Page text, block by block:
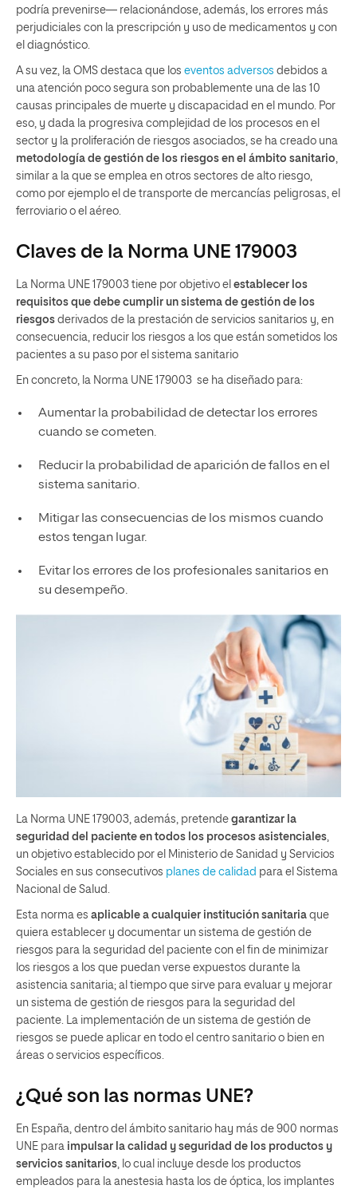
podría prevenirse— relacionándose, además, los errores más
perjudiciales con la prescripción y uso de medicamentos y con
el diagnóstico.
A su vez, la OMS destaca que los eventos adversos debidos a
una atención poco segura son probablemente una de las 10
causas principales de muerte y discapacidad en el mundo. Por
eso, y dada la progresiva complejidad de los procesos en el
sector y la proliferación de riesgos asociados, se ha creado una
metodología de gestión de los riesgos en el ámbito sanitario
similar a la que se emplea en otros sectores de alto riesgo,
como por ejemplo el de transporte de mercancías peligrosas, el
ferroviario o el aéreo.
Claves de la Norma UNE 179003
La Norma UNE 179003 tiene por objetivo el establecer los
requisitos que debe cumplir un sistema de gestión de los
riesgos derivados de la prestación de servicios sanitarios y, en
consecuencia, reducir los riesgos a los que están sometidos los
pacientes a su paso por el sistema sanitario
En concreto, la Norma UNE 179003 se ha diseñado para:
Aumentar la probabilidad de detectar los errores
cuando se cometen.
Reducir la probabilidad de aparición de fallos en el
sistema sanitario.
Mitigar las consecuencias de los mismos cuando
estos tengan lugar.
Evitar los errores de los profesionales sanitarios en
su desempeño.
La Norma UNE 179003, además, pretende garantizar la
seguridad del paciente en todos los procesos asistenciales,
un objetivo establecido por el Ministerio de Sanidad y Servicios
Sociales en sus consecutivos planes de calidad para el Sistema
Nacional de Salud.
Esta norma es aplicable a cualquier institución sanitaria que
quiera establecer y documentar un sistema de gestión de
riesgos para la seguridad del paciente con el fin de minimizar
los riesgos a los que puedan verse expuestos durante la
asistencia sanitaria; al tiempo que sirve para evaluar y mejorar
un sistema de gestión de riesgos para la seguridad del
paciente. La implementación de un sistema de gestión de
riesgos se puede aplicar en todo el centro sanitario o bien en
áreas o servicios específicos.
¿Qué son las normas UNE?
En España, dentro del ámbito sanitario hay más de 900 normas
UNE para impulsar la calidad y seguridad de los productos y
servicios sanitarios, lo cual incluye desde los productos
empleados para la anestesia hasta los de óptica, los implantes